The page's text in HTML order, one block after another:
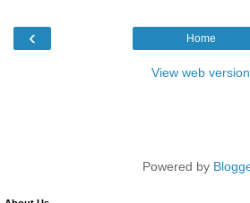
‹ Home
View web version
Powered by